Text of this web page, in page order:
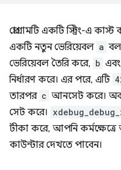
প্রোগ্রামটি একটি স্ট্রিং-এ
একটি নতুন ভেরিয়েবল a
ভেরিয়েবল তৈরি করে, b এবং
নির্ধারণ করে। এর পরে, এটি
তারপর c আনসেট করে।
সেট করে।
টীকা করে, আপনি কর্মক্ষেত্রে
কাউন্টার দেখতে পাবেন।